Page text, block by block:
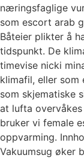
næringsfaglige
som escort arab
Båteier plikter å
tidspunkt. De
timevise nicki
klimafil, eller som
som skjematiske
at lufta
bruker vi female
oppvarming.
Vakuumsug øker